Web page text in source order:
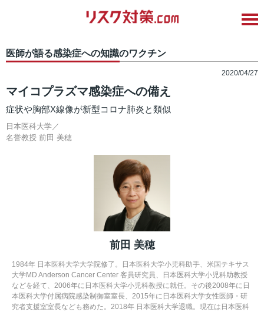
医師が語る感染症への知識のワクチン
2020/04/27
マイコプラズマ感染症への備え
症状や胸部X線像が新型コロナ肺炎と類似
日本医科大学／
名誉教授 前田 美穂
前田 美穂
1984年 日本医科大学大学院修了。日本医科大学小児科助手、米国テキサス
大学MD Anderson Cancer Center 客員研究員、日本医科大学小児科助教授
などを経て、2006年に日本医科大学小児科教授に就任。その後2008年に日
本医科大学付属病院感染制御室室長、2015年に日本医科大学女性医師・研
究者支援室室長なども務めた。2018年 日本医科大学退職。現在は日本医科